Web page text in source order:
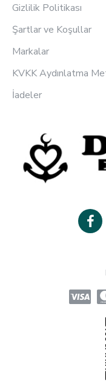
Gizlilik Politikası
Şartlar ve Koşullar
Markalar
KVKK Aydınlatma
İadeler